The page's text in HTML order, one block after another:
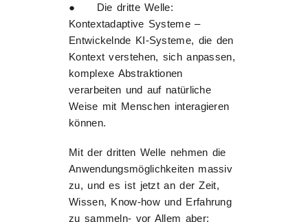
● Die dritte Welle:
Kontextadaptive Systeme –
Entwickelnde KI-Systeme, die den
Kontext verstehen, sich anpassen,
komplexe Abstraktionen
verarbeiten und auf natürliche
Weise mit Menschen interagieren
können.
Mit der dritten Welle nehmen die
Anwendungsmöglichkeiten massiv
zu, und es ist jetzt an der Zeit,
Wissen, Know-how und Erfahrung
zu sammeln- vor Allem aber: